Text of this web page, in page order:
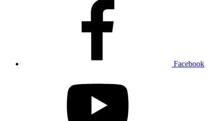
Facebook